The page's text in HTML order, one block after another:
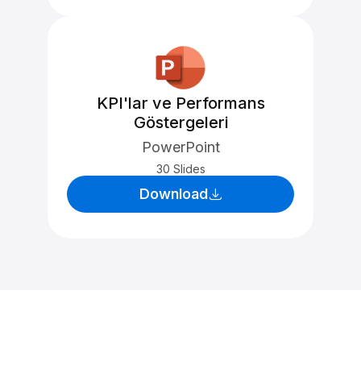
KPI'lar ve Performans
Göstergeleri
PowerPoint
30 Slides
Download